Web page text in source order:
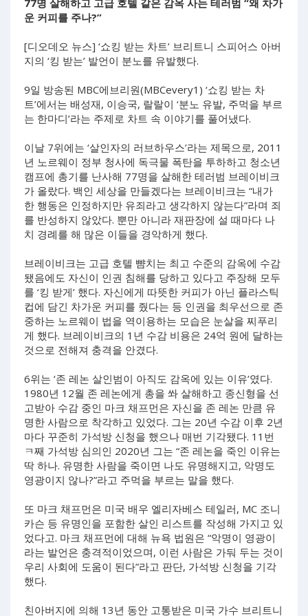
77명 살해하고 고급 호텔 같은 감옥 사는 테러범 “왜 차가
운 커피를 주나?”
[디오데오 뉴스] ‘쇼킹 받는 차트’ 브리트니 스피어스 아버
지의 ‘킹 받는’ 발언이 분노를 유발했다.
9일 방송된 MBC에브리원(MBCevery1) ‘쇼킹 받는 차
트’에서는 배성재, 이승국, 랄랄이 ‘분노 유발, 주먹을 부르
는 한마디’라는 주제로 차트 속 이야기를 풀어냈다.
이날 7위에는 ‘살인자의 러브하우스’라는 제목으로, 2011
년 노르웨이 정부 청사에 독극물 폭탄을 투하하고 청소년
캠프에 총기를 난사해 77명을 살해한 테러범 브레이비크
가 올랐다. 백인 세상을 만들겠다는 브레이비크는 “내가
한 행동은 인정하지만 유죄라고 생각하지 않는다”라며 죄
를 반성하지 않았다. 뿐만 아니라 재판장에 설 때마다 나
치 경례를 해 많은 이들을 경악하게 했다.
브레이비크는 고급 호텔 뺨치는 최고 수준의 감옥에 수감
됐음에도 자신이 인권 침해를 당하고 있다고 주장해 모두
를 ‘킹 받게’ 했다. 자신에게 따뜻한 커피가 아닌 플라스틱
컵에 담긴 차가운 커피를 줬다는 등 인권을 최우선으로 존
중하는 노르웨이 법을 역이용하는 모습은 눈살을 찌푸리
게 했다. 브레이비크의 1년 수감 비용은 24억 원에 달하는
것으로 전해져 충격을 안겼다.
6위는 ‘존 레논 살인범이 아직도 감옥에 있는 이유’였다.
1980년 12월 존 레논에게 총을 쏴 살해하고 종신형을 선
고받아 수감 중인 마크 채프먼은 자신을 존 레논 만큼 유
명한 사람으로 착각하고 있었다. 그는 20년 수감 이후 2년
마다 꾸준히 가석방 신청을 했으나 매번 기각됐다. 11번
ㅋ째 가석방 심의인 2020년 그는 “존 레논을 죽인 이유는
딱 하나. 유명한 사람을 죽이면 나도 유명해지고, 악명도
영광이지 않나?”라고 주먹을 부르는 말을 했다.
또 마크 채프먼은 미국 배우 엘리자베스 테일러, MC 조니
카슨 등 유명인을 포함한 살인 리스트를 작성해 가지고 있
었다고. 마크 채프먼에 대해 뉴욕 법원은 “악명이 영광이
라는 발언은 충격적이었으며, 이런 사람은 가둬 두는 것이
우리 사회에 도움이 된다”라고 판단, 가석방 신청을 기각
했다.
친아버지에 의해 13년 동안 고통받은 미국 가수 브리트니